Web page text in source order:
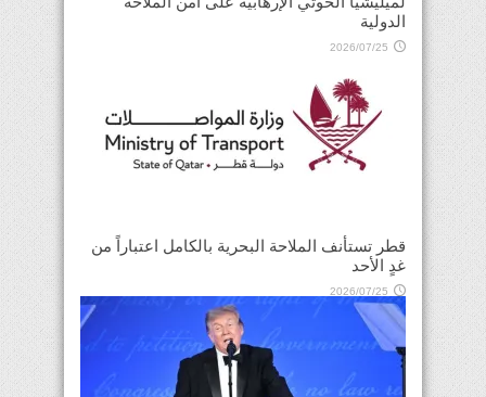
الدولية
2026/07/25
قطر تستأنف الملاحة البحرية بالكامل اعتباراً من
غدٍ الأحد
2026/07/25